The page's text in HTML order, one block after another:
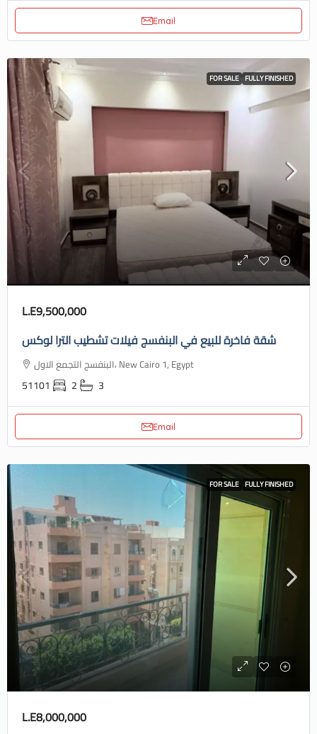
Email
FOR SALE FULLY FINISHED
L.E9,500,000
شقة فاخرة للبيع في البنفسج فيلات تشطيب الترا لوكس
البنفسج التجمع الاول، New Cairo 1, Egypt
51101 2 3
Email
FOR SALE FULLY FINISHED
L.E8,000,000